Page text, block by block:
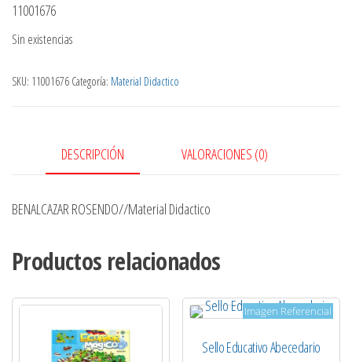
11001676
Sin existencias
SKU: 11001676 Categoría: Material Didactico
DESCRIPCIÓN VALORACIONES (0)
BENALCAZAR ROSENDO//Material Didactico
Productos relacionados
Imagen Referencial
Sello Educativo Abecedario